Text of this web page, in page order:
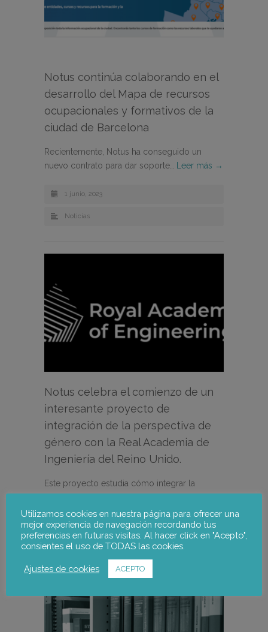
Notus continúa colaborando en el
desarrollo del Mapa de recursos
ocupacionales y formativos de la
ciudad de Barcelona
Recientemente, Notus ha conseguido un
nuevo contrato para dar soporte…
Leer más →
1 junio, 2023
Noticias
Notus celebra el comienzo de un
interesante proyecto de
integración de la perspectiva de
género con la Real Academia de
Ingeniería del Reino Unido.
Este proyecto estudia cómo integrar la
26 mayo, 2023
Noticias
Utilizamos cookies en nuestra página para ofrecer una
mejor experiencia de navegación recordando tus
preferencias en futuras visitas. Al hacer click en "Acepto",
consientes el uso de TODAS las cookies.
Ajustes de cookies ACEPTO